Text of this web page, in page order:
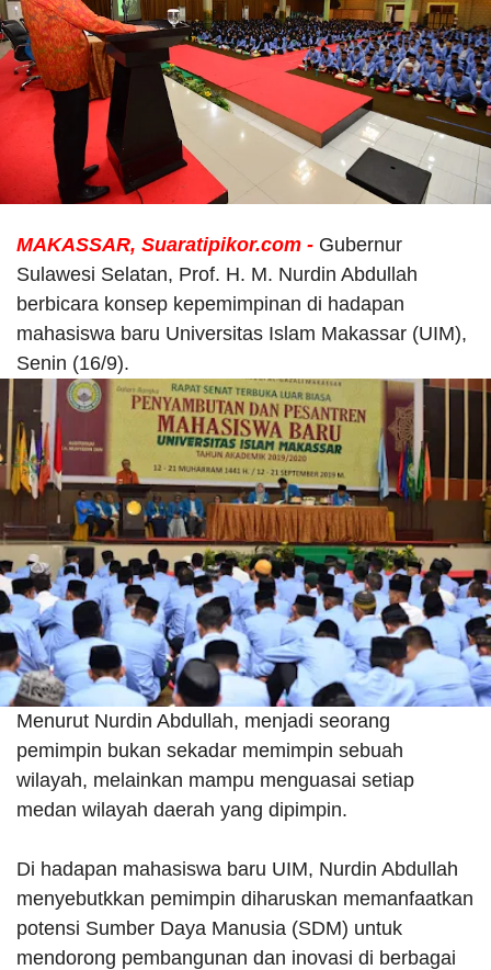
MAKASSAR, Suaratipikor.com - Gubernur
Sulawesi Selatan, Prof. H. M. Nurdin Abdullah
berbicara konsep kepemimpinan di hadapan
mahasiswa baru Universitas Islam Makassar (UIM),
Senin (16/9).
Menurut Nurdin Abdullah, menjadi seorang
pemimpin bukan sekadar memimpin sebuah
wilayah, melainkan mampu menguasai setiap
medan wilayah daerah yang dipimpin.
Di hadapan mahasiswa baru UIM, Nurdin Abdullah
menyebutkkan pemimpin diharuskan memanfaatkan
potensi Sumber Daya Manusia (SDM) untuk
mendorong pembangunan dan inovasi di berbagai